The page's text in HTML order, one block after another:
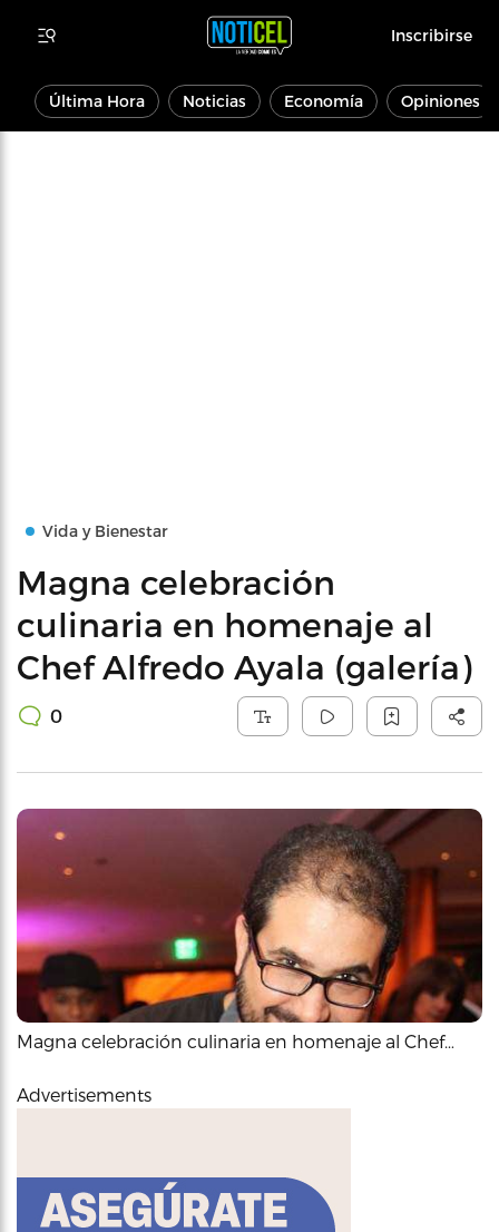
Inscribirse
Última Hora Noticias Economía Opiniones
Vida y Bienestar
Magna celebración
culinaria en homenaje al
Chef Alfredo Ayala (galería)
0
Magna celebración culinaria en homenaje al Chef…
Advertisements